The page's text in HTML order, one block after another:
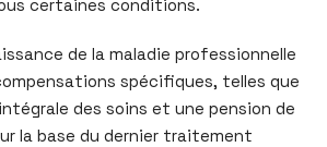
certaines conditions.
de la maladie professionnelle
spécifiques, telles que
des soins et une pension de
la base du dernier traitement